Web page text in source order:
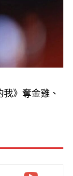
》奪金雞、